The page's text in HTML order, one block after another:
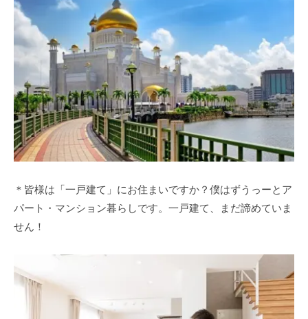
＊皆様は「一戸建て」にお住まいですか？僕はずうっーとア
パート・マンション暮らしです。一戸建て、まだ諦めていま
せん！